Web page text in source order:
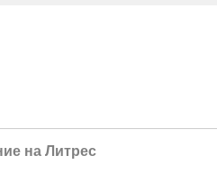
на Литрес